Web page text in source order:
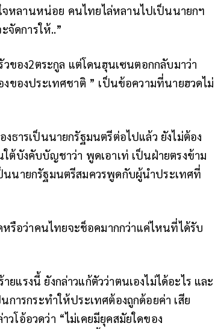
หลานหน่อย คนไทยไล่หลานไปเป็นนายกฯ
จัดการให้..”
วของ2ตระกูล แต่โดนฮุนเซนตอกกลับมาว่า
งของประเทศชาติ ” เป็นข้อความที่นายฮวดไม่
ธารเป็นนายกรัฐมนตรีต่อไปแล้ว ยังไม่ต้อง
ต้บังคับบัญชาว่า พูดเอาเท่ เป็นฝ่ายตรงข้าม
นายกรัฐมนตรีสมควรพูดกับผู้นำประเทศที่
อว่าคนไทยจะช็อคมากกว่าแค่ไหนที่ได้รับ
แรงนี้ ยังกล่าวแก้ตัวว่าตนเองไม่ได้อะไร และ
การกระทำให้ประเทศต้องถูกด้อยค่า เสีย
โอ้อวดว่า “ไม่เคยมียุคสมัยใดของ